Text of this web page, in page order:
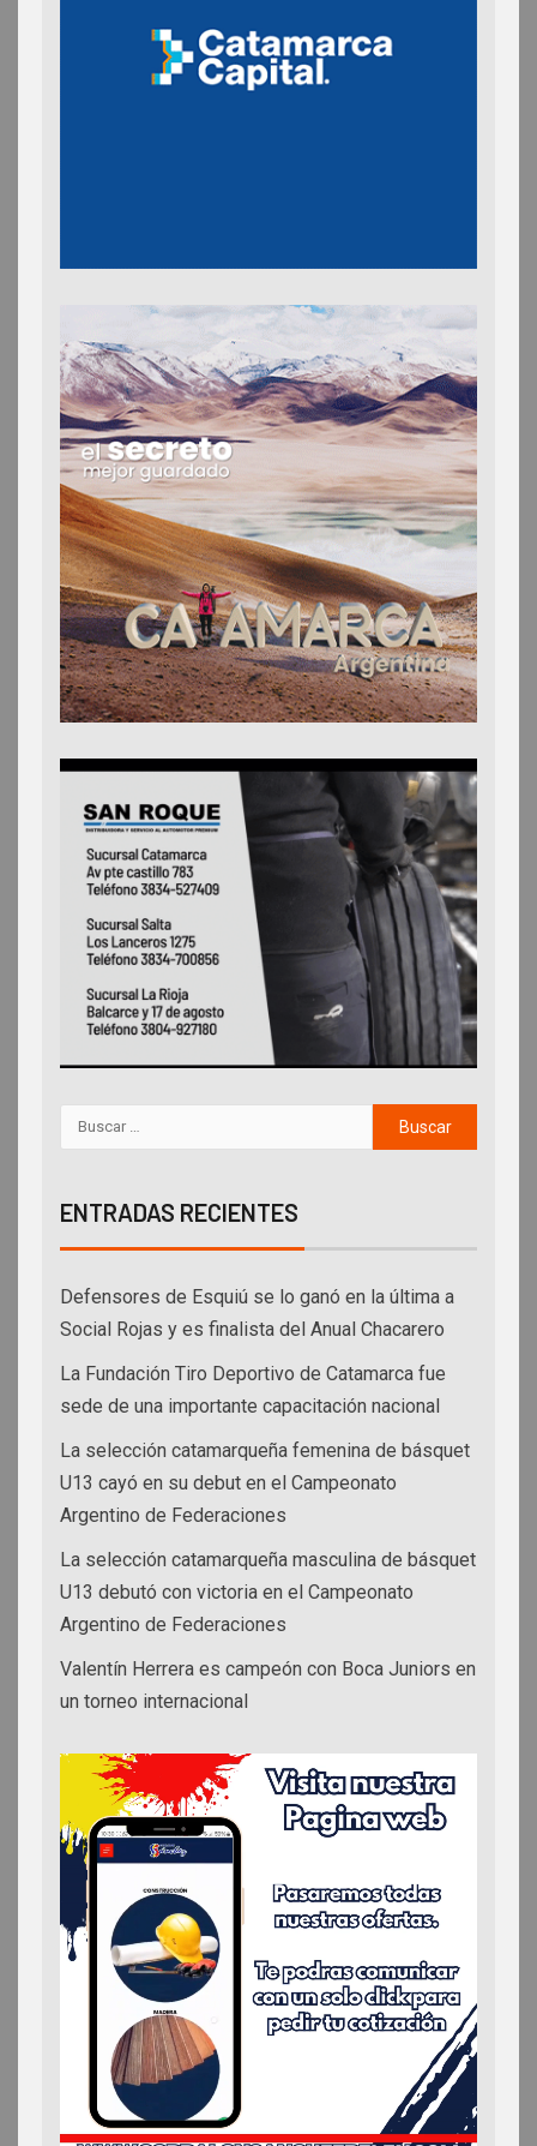
ENTRADAS RECIENTES
Defensores de Esquiú se lo ganó en la última a
Social Rojas y es finalista del Anual Chacarero
La Fundación Tiro Deportivo de Catamarca fue
sede de una importante capacitación nacional
La selección catamarqueña femenina de básquet
U13 cayó en su debut en el Campeonato
Argentino de Federaciones
La selección catamarqueña masculina de básquet
U13 debutó con victoria en el Campeonato
Argentino de Federaciones
Valentín Herrera es campeón con Boca Juniors en
un torneo internacional